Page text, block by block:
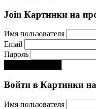
Join Картинки на
Имя пользователя
Email
Пароль
Войти в Картинки
Имя пользователя